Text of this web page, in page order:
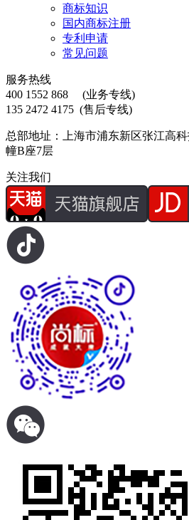
商标知识
国内商标注册
专利申请
常见问题
服务热线
400 1552 868
(业务专线)
135 2472 4175 (售后专线)
总部地址：上海市浦东新区张江高
幢B座7层
关注我们